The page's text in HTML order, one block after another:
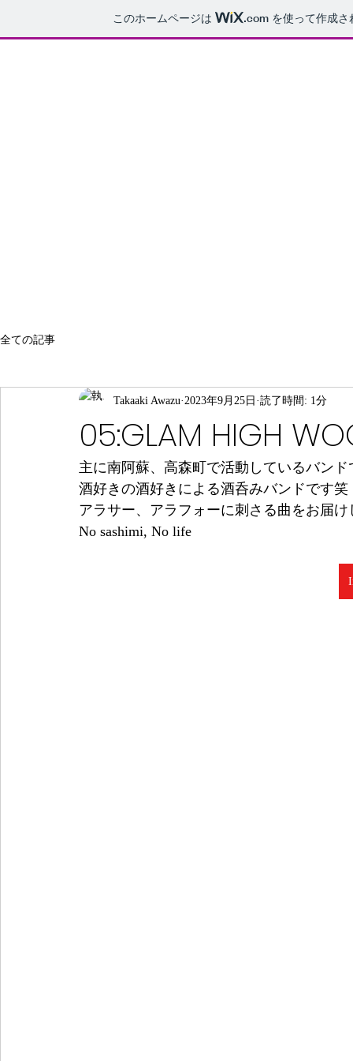
このホームページは .com を使って作成
全ての記事
05:GLAM HIGH
Takaaki Awazu 2023年9月25日 読了時間: 1分
主に南阿蘇、高森町で活動しているバンド
酒好きの酒好きによる酒呑みバンドです笑
アラサー、アラフォーに刺さる曲をお届
No sashimi, No life